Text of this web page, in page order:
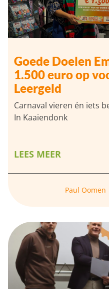
Goede Doelen
1.500 euro op
Leergeld
Carnaval vieren én iets
In Kaaiendonk
LEES MEER
Paul Oomen